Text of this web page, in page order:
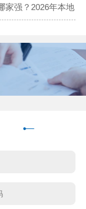
家强？2026年本地